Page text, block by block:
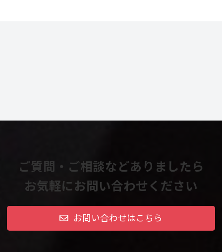
ご質問・ご相談などありましたら
お気軽にお問い合わせください
お問い合わせはこちら